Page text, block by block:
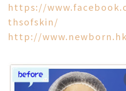
https://
thsofskin/
http://